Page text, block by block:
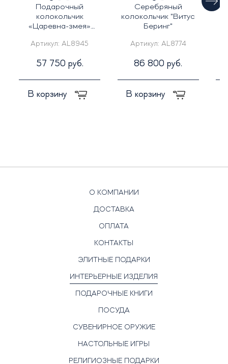
Подарочный
колокольчик
«Царевна-змея»
Артикул: AL8945
57 750 руб.
В корзину
Серебряный
колокольчик "Витус
Беринг"
Артикул: AL8774
86 800 руб.
В корзину
О КОМПАНИИ
ДОСТАВКА
ОПЛАТА
КОНТАКТЫ
ЭЛИТНЫЕ ПОДАРКИ
ИНТЕРЬЕРНЫЕ ИЗДЕЛИЯ
ПОДАРОЧНЫЕ КНИГИ
ПОСУДА
СУВЕНИРНОЕ ОРУЖИЕ
НАСТОЛЬНЫЕ ИГРЫ
РЕЛИГИОЗНЫЕ ПОДАРКИ